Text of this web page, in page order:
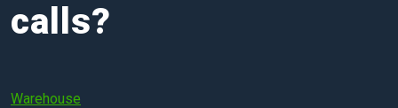
calls?
Warehouse